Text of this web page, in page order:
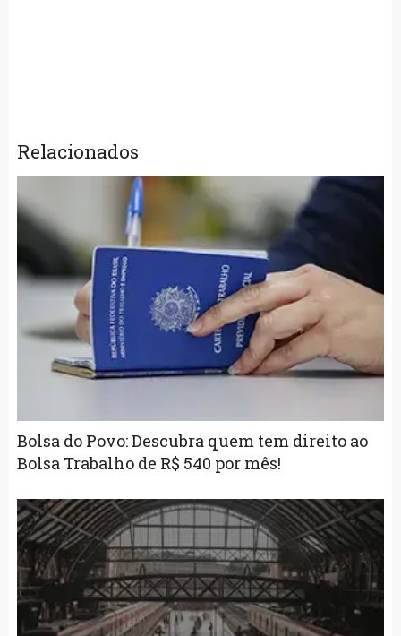
Relacionados
Bolsa do Povo: Descubra quem tem direito ao
Bolsa Trabalho de R$ 540 por mês!